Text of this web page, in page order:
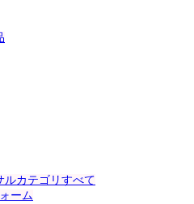
ルカテゴリすべて
ーム